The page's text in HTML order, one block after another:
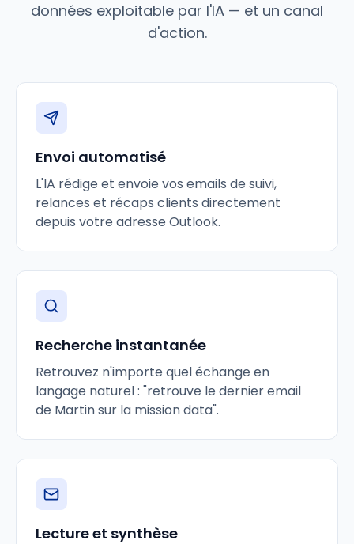
données exploitable par l'IA — et un canal
d'action.
Envoi automatisé
L'IA rédige et envoie vos emails de suivi,
relances et récaps clients directement
depuis votre adresse Outlook.
Recherche instantanée
Retrouvez n'importe quel échange en
langage naturel : "retrouve le dernier email
de Martin sur la mission data".
Lecture et synthèse